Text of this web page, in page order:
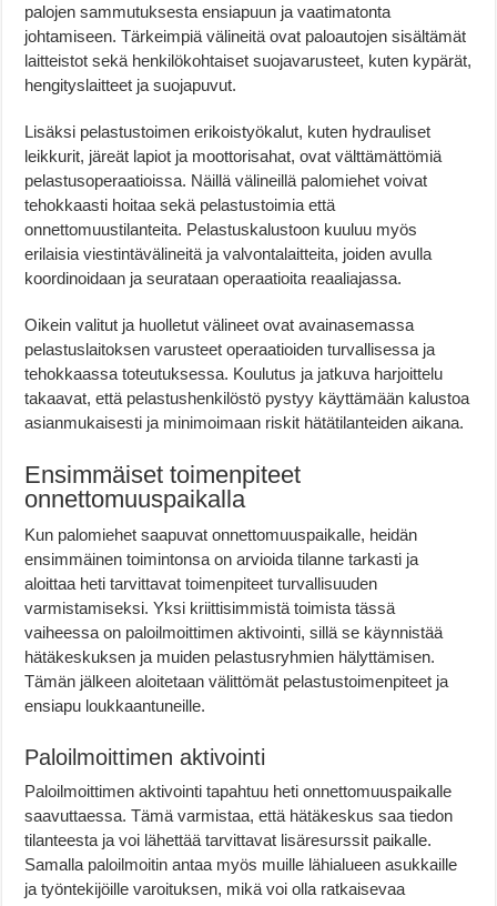
palojen sammutuksesta ensiapuun ja vaatimatonta
johtamiseen. Tärkeimpiä välineitä ovat paloautojen sisältämät
laitteistot sekä henkilökohtaiset suojavarusteet, kuten kypärät,
hengityslaitteet ja suojapuvut.
Lisäksi pelastustoimen erikoistyökalut, kuten hydrauliset
leikkurit, järeät lapiot ja moottorisahat, ovat välttämättömiä
pelastusoperaatioissa. Näillä välineillä palomiehet voivat
tehokkaasti hoitaa sekä pelastustoimia että
onnettomuustilanteita. Pelastuskalustoon kuuluu myös
erilaisia viestintävälineitä ja valvontalaitteita, joiden avulla
koordinoidaan ja seurataan operaatioita reaaliajassa.
Oikein valitut ja huolletut välineet ovat avainasemassa
pelastuslaitoksen varusteet operaatioiden turvallisessa ja
tehokkaassa toteutuksessa. Koulutus ja jatkuva harjoittelu
takaavat, että pelastushenkilöstö pystyy käyttämään kalustoa
asianmukaisesti ja minimoimaan riskit hätätilanteiden aikana.
Ensimmäiset toimenpiteet
onnettomuuspaikalla
Kun palomiehet saapuvat onnettomuuspaikalle, heidän
ensimmäinen toimintonsa on arvioida tilanne tarkasti ja
aloittaa heti tarvittavat toimenpiteet turvallisuuden
varmistamiseksi. Yksi kriittisimmistä toimista tässä
vaiheessa on paloilmoittimen aktivointi, sillä se käynnistää
hätäkeskuksen ja muiden pelastusryhmien hälyttämisen.
Tämän jälkeen aloitetaan välittömät pelastustoimenpiteet ja
ensiapu loukkaantuneille.
Paloilmoittimen aktivointi
Paloilmoittimen aktivointi tapahtuu heti onnettomuuspaikalle
saavuttaessa. Tämä varmistaa, että hätäkeskus saa tiedon
tilanteesta ja voi lähettää tarvittavat lisäresurssit paikalle.
Samalla paloilmoitin antaa myös muille lähialueen asukkaille
ja työntekijöille varoituksen, mikä voi olla ratkaisevaa